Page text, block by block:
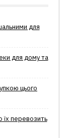
для
для дому та
цього
їх перевозить